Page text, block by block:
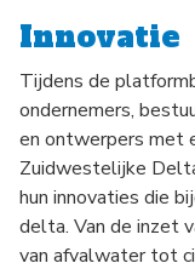
Innovatie
Tijdens de
ondernemers,
en ontwerpers met
Zuidwestelijke
hun innovaties die
delta. Van de inzet
van afvalwater tot